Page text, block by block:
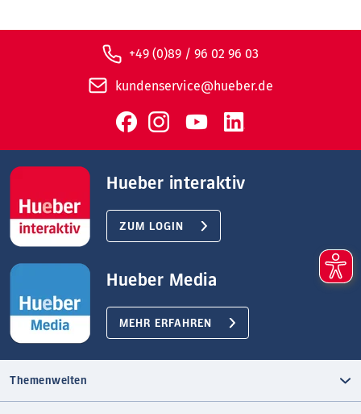
+49 (0)89 / 96 02 96 03
kundenservice@hueber.de
Hueber interaktiv
ZUM LOGIN
Hueber Media
MEHR ERFAHREN
Themenwelten